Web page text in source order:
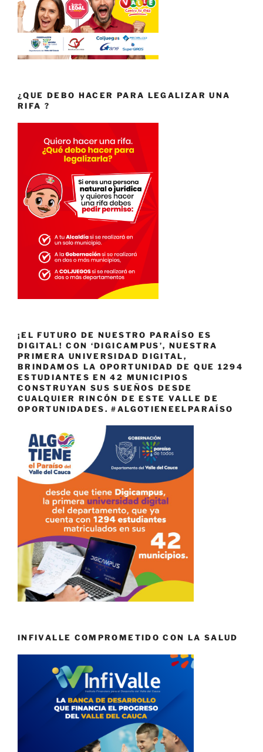
¿QUE DEBO HACER PARA LEGALIZAR UNA
RIFA ?
¡EL FUTURO DE NUESTRO PARAÍSO ES
DIGITAL! CON ‘DIGICAMPUS’, NUESTRA
PRIMERA UNIVERSIDAD DIGITAL,
BRINDAMOS LA OPORTUNIDAD DE QUE 1294
ESTUDIANTES EN 42 MUNICIPIOS
CONSTRUYAN SUS SUEÑOS DESDE
CUALQUIER RINCÓN DE ESTE VALLE DE
OPORTUNIDADES. #ALGOTIENEELPARAÍSO
INFIVALLE COMPROMETIDO CON LA SALUD